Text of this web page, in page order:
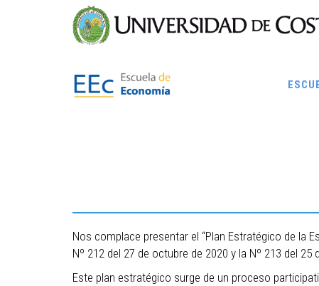
Nos complace presentar el “Plan Estratégico de la
Nº 212 del 27 de octubre de 2020 y la Nº 213 del 25
Este plan estratégico surge de un proceso